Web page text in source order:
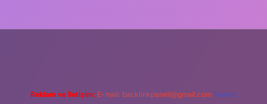
Reklam ve İletişim: E-mail: backlinkpaneli@gmail.com Teams: